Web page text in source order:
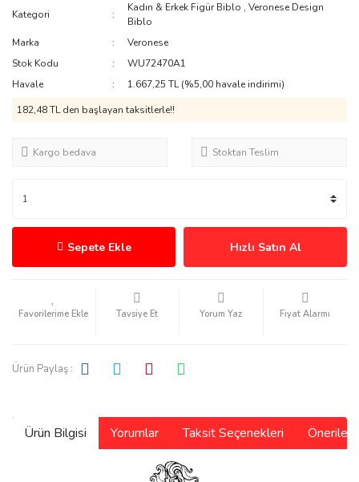
Kategori
Kadın & Erkek Figür Biblo ,Veronese Design
Biblo
Marka
Veronese
Stok Kodu
WU72470A1
Havale
1.667,25 TL (%5,00 havale indirimi)
182,48 TL den başlayan taksitlerle!!
Kargo bedava Stoktan Teslim
Sepete Ekle Hızlı Satın Al
Tavsiye Et Yorum Yaz Fiyat Alarmı
Ürün Paylaş :
Ürün Bilgisi Yorumlar Taksit Seçenekleri